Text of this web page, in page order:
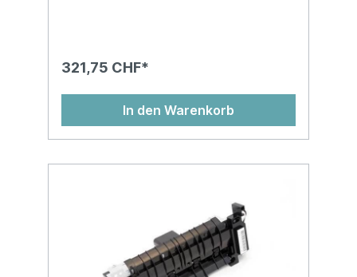
321,75 CHF*
In den Warenkorb